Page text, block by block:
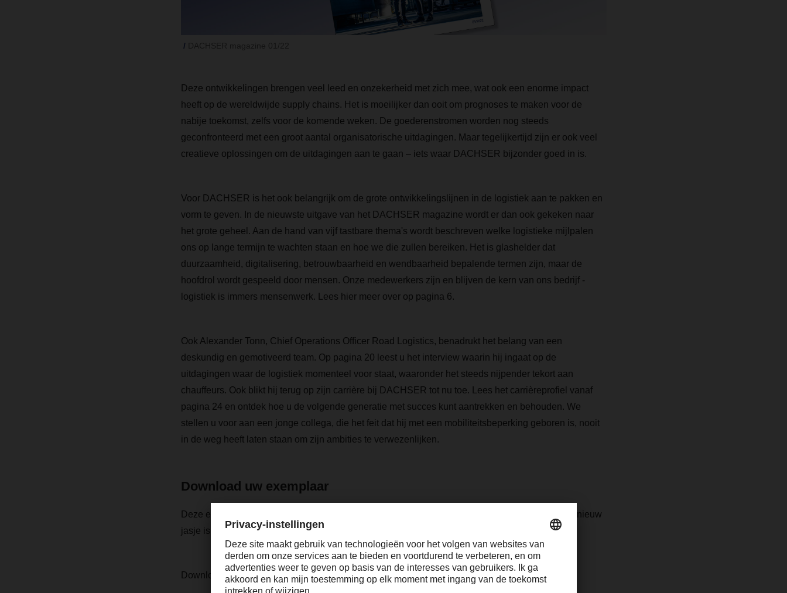
Deze ontwikkelingen brengen veel leed en onzekerheid met zich mee, wat ook een enorme impact
heeft op de wereldwijde supply chains. Het is moeilijker dan ooit om prognoses te maken voor de
nabije toekomst, zelfs voor de komende weken. De goederenstromen worden nog steeds
geconfronteerd met een groot aantal organisatorische uitdagingen. Maar tegelijkertijd zijn er ook veel
creatieve oplossingen om de uitdagingen aan te gaan – iets waar DACHSER bijzonder goed in is.
Voor DACHSER is het ook belangrijk om de grote ontwikkelingslijnen in de logistiek aan te pakken en
vorm te geven. In de nieuwste uitgave van het DACHSER magazine wordt er dan ook gekeken naar
het grote geheel. Aan de hand van vijf tastbare thema's wordt beschreven welke logistieke mijlpalen
ons op lange termijn te wachten staan en hoe we die zullen bereiken. Het is glashelder dat
duurzaamheid, digitalisering, betrouwbaarheid en wendbaarheid bepalende termen zijn, maar de
hoofdrol wordt gespeeld door mensen. Onze medewerkers zijn en blijven de kern van ons bedrijf -
logistiek is immers mensenwerk. Lees hier meer over op pagina 6.
Ook Alexander Tonn, Chief Operations Officer Road Logistics, benadrukt het belang van een
deskundig en gemotiveerd team. Op pagina 20 leest u het interview waarin hij ingaat op de
uitdagingen waar de logistiek momenteel voor staat, waaronder het steeds nijpender tekort aan
chauffeurs. Ook blikt hij terug op zijn carrière bij DACHSER tot nu toe. Lees het carrièreprofiel vanaf
pagina 24 en ontdek hoe u de volgende generatie met succes kunt aantrekken en behouden. We
stellen u voor aan een jonge collega, die het feit dat hij met een mobiliteitsbeperking geboren is, nooit
in de weg heeft laten staan om zijn ambities te verwezenlijken.
Download uw exemplaar
Deze en vele andere verhalen vindt u in dit nummer van het magazine, dat overigens in een fris nieuw
jasje is gestoken.
Download hier de PDF-versie van het DACHSER magazine, wij wensen u veel leesplezier.